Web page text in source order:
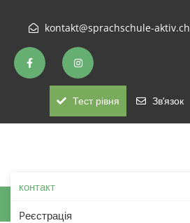
kontakt@sprachschule-aktiv.ch
Тест рівня Зв’язок
контакт
Pеєстрація